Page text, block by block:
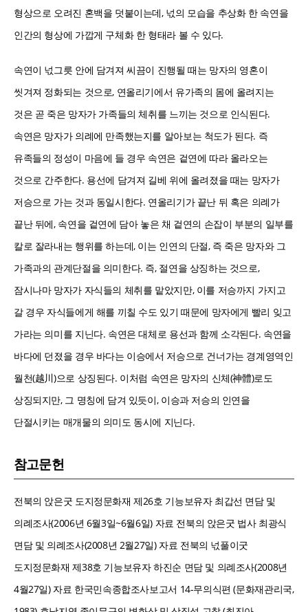
형상으로 오려진 혼백을 덧붙이는데, 넋의 모습을 추상화 한 속연을
인간의 형상에 가깝게 구체화 한 형태라 볼 수 있다.
속연이 넋그릇 안에 담겨져 씨끔이 진행될 때는 망자의 영혼이
씻겨져 정화되는 것으로, 연올리기에서 유가족의 몸에 올려지는
것은 곧 죽은 망자가 가족들의 체취를 느끼는 것으로 인식된다.
속연은 망자가 의례에 만족했는지를 알아보는 척도가 된다. 즉
유족들의 정성이 마음에 들 경우 속연은 겉연에 따라 올라오는
것으로 간주한다. 용선에 담겨져 길베 위에 올려졌을 때는 망자가
저승으로 가는 것과 동일시한다. 연올리기가 끝난 뒤 혹은 의례가
끝난 뒤에, 속연을 겉연에 담아 놓은 채 겉연의 손잡이 부분의 일부를
칼로 잘라내는 행위를 하는데, 이는 인연의 단절, 즉 죽은 망자와 그
가족과의 관계단절을 의미한다. 즉, 절연을 상징하는 것으로,
잠시나마 망자가 자식들의 체취를 맡았지만, 이를 저승까지 가지고
갈 경우 자식들에게 해를 끼칠 수도 있기 때문에 망자에게 빨리 잊고
가라는 의미를 지닌다. 속연은 대체로 용선과 함께 소각된다. 속연을
바다에 던졌을 경우 바다는 이승에서 저승으로 건너가는 경계영역인
월천(越川)으로 상징된다. 이처럼 속연은 망자의 신체(神體)로도
상징되지만, 그 명칭에 담겨 있듯이, 이승과 저승의 인연을
단절시키는 매개물의 의미도 동시에 지닌다.
참고문헌
전북의 앉은굿 도지정문화재 제26호 기능보유자 최갑선 면담 및
의례조사(2006년 6월3일~6월6일) 자료 전북의 앉은굿 법사 최광식
면담 및 의례조사(2008년 2월27일) 자료 전북의 넋풀이굿
도지정문화재 제38호 기능보유자 하진순 면담 및 의례조사(2008년
4월27일) 자료 한국민속종합조사보고서 14-무의식편 (문화재관리국,